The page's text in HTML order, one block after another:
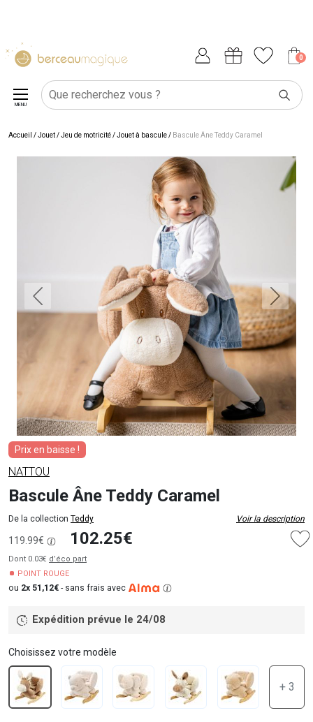
0
MENU
Accueil /Jouet/Jeu de motricité/Jouet à bascule/ Bascule Âne Teddy Caramel
Prix en baisse !
NATTOU
Bascule Âne Teddy Caramel
De la collection Teddy Voir la description
119.99€ 102.25€
Dont 0.03€ d’éco part
POINT ROUGE
ou 2x 51,12€ - sans frais avec
Expédition prévue le 24/08
Choisissez votre modèle
+ 3